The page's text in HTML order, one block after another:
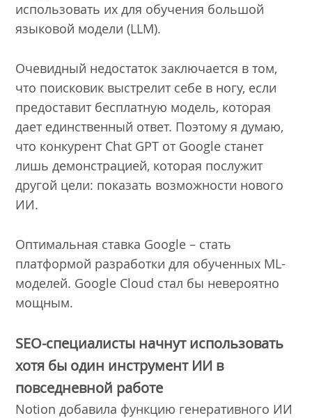
использовать их для обучения большой
языковой модели (LLM).
Очевидный недостаток заключается в том,
что поисковик выстрелит себе в ногу, если
предоставит бесплатную модель, которая
дает единственный ответ. Поэтому я думаю,
что конкурент Chat GPT от Google станет
лишь демонстрацией, которая послужит
другой цели: показать возможности нового
ИИ.
Оптимальная ставка Google – стать
платформой разработки для обученных ML-
моделей. Google Cloud стал бы невероятно
мощным.
SEO-специалисты начнут использовать
хотя бы один инструмент ИИ в
повседневной работе
Notion добавила функцию генеративного ИИ